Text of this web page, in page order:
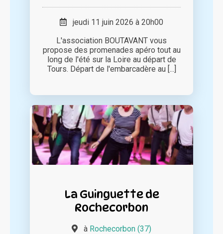
jeudi 11 juin 2026 à 20h00
L'association BOUTAVANT vous
propose des promenades apéro tout au
long de l'été sur la Loire au départ de
Tours. Départ de l'embarcadère au [...]
La Guinguette de
Rochecorbon
à Rochecorbon (37)